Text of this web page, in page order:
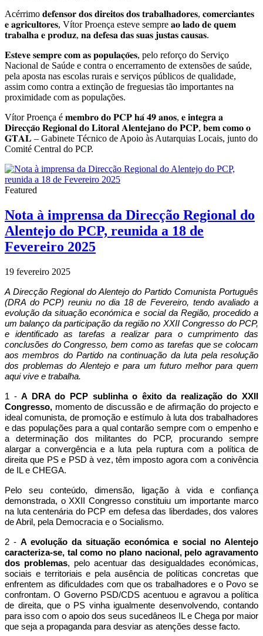
Acérrimo 𝐝𝐞𝐟𝐞𝐧𝐬𝐨𝐫 𝐝𝐨𝐬 𝐝𝐢𝐫𝐞𝐢𝐭𝐨𝐬 𝐝𝐨𝐬 𝐭𝐫𝐚𝐛𝐚𝐥𝐡𝐚𝐝𝐨𝐫𝐞𝐬, 𝐜𝐨𝐦𝐞𝐫𝐜𝐢𝐚𝐧𝐭𝐞𝐬
𝐞 𝐚𝐠𝐫𝐢𝐜𝐮𝐥𝐭𝐨𝐫𝐞𝐬, Vítor Proença esteve sempre 𝐚𝐨 𝐥𝐚𝐝𝐨 𝐝𝐞 𝐪𝐮𝐞𝐦
𝐭𝐫𝐚𝐛𝐚𝐥𝐡𝐚 𝐞 𝐩𝐫𝐨𝐝𝐮𝐳, 𝐧𝐚 𝐝𝐞𝐟𝐞𝐬𝐚 𝐝𝐚𝐬 𝐬𝐮𝐚𝐬 𝐣𝐮𝐬𝐭𝐚𝐬 𝐜𝐚𝐮𝐬𝐚𝐬.
𝐄𝐬𝐭𝐞𝐯𝐞 𝐬𝐞𝐦𝐩𝐫𝐞 𝐜𝐨𝐦 𝐚𝐬 𝐩𝐨𝐩𝐮𝐥𝐚𝐜̧𝐨̃𝐞𝐬, pelo reforço do Serviço
Nacional de Saúde e contra o encerramento de extensões de saúde,
pela aposta nas escolas rurais e serviços públicos de qualidade,
assim como contra a extinção de freguesias tão importantes na
proximidade com as populações.
Vítor Proença é 𝐦𝐞𝐦𝐛𝐫𝐨 𝐝𝐨 𝐏𝐂𝐏 𝐡𝐚́ 𝟒𝟗 𝐚𝐧𝐨𝐬, 𝐞 𝐢𝐧𝐭𝐞𝐠𝐫𝐚 𝐚
𝐃𝐢𝐫𝐞𝐜𝐜̧𝐚̃𝐨 𝐑𝐞𝐠𝐢𝐨𝐧𝐚𝐥 𝐝𝐨 𝐋𝐢𝐭𝐨𝐫𝐚𝐥 𝐀𝐥𝐞𝐧𝐭𝐞𝐣𝐚𝐧𝐨 𝐝𝐨 𝐏𝐂𝐏, 𝐛𝐞𝐦 𝐜𝐨𝐦𝐨 𝐨
𝐆𝐓𝐀𝐋 – Gabinete Técnico de Apoio às Autarquias Locais, junto do
Comité Central do PCP.
Featured
Nota à imprensa da Direcção Regional do
Alentejo do PCP, reunida a 18 de
Fevereiro 2025
19 fevereiro 2025
A Direcção Regional do Alentejo do Partido Comunista Português
(DRA do PCP) reuniu no dia 18 de Fevereiro, tendo avaliado a
evolução da situação económica e social da Região, procedido a
um balanço da participação da região no XXII Congresso do PCP,
e identificado as tarefas a realizar para o cumprimento das
conclusões do Congresso, bem como as tarefas que se colocam
aos membros do Partido na continuação da luta pela resolução
dos problemas do Alentejo e para um futuro melhor para quem
aqui vive e trabalha.
1 -A DRA do PCP sublinha o êxito da realização do XXII
Congresso, momento de discussão e de afirmação do projecto e
ideal comunista, de promoção e estímulo à luta dos trabalhadores
e das populações para a qual contarão sempre com o empenho e
a determinação dos militantes do PCP, procurando sempre
alargar a convergência e a luta pela ruptura com a política de
direita que PS e PSD à vez, têm imposto agora com a conivência
de IL e CHEGA.
Pelo seu conteúdo, dimensão, ligação à vida e confiança
demonstrada, o XXII Congresso constituiu um importante marco
na luta centenária do PCP em defesa das liberdades, dos valores
de Abril, pela Democracia e o Socialismo.
2 - A evolução da situação económica e social no Alentejo
caracteriza-se, tal como no plano nacional, pelo agravamento
dos problemas, pelo acentuar das desigualdades económicas,
sociais e territoriais e pela ausência de políticas concretas que
enfrentem as dificuldades com que os trabalhadores e o Povo se
confrontam. O Governo PSD/CDS acentuou e agravou a política
de direita, que o PS vinha igualmente desenvolvendo, contando
para isso com o apoio dos seus sucedâneos IL e Chega por maior
que seja a propaganda para desviar as atenções desse facto.